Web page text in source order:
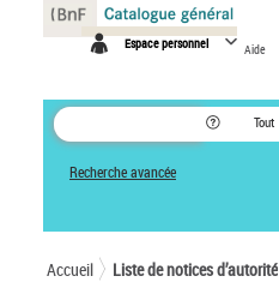
Espace personnel Aide
Tout
Recherche avancée
Accueil Liste de notices d’autorité
Panneau de gestion des cookies